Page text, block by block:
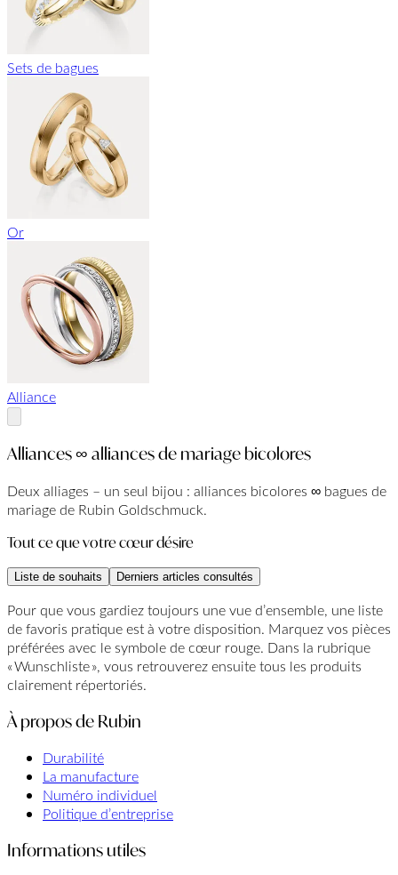
Sets de bagues
Or
Alliance
Alliances ∞ alliances de mariage bicolores
Deux alliages – un seul bijou : alliances bicolores ∞ bagues de
mariage de Rubin Goldschmuck.
Tout ce que votre cœur désire
Liste de souhaits Derniers articles consultés
Pour que vous gardiez toujours une vue d’ensemble, une liste
de favoris pratique est à votre disposition. Marquez vos pièces
préférées avec le symbole de cœur rouge. Dans la rubrique
« Wunschliste », vous retrouverez ensuite tous les produits
clairement répertoriés.
À propos de Rubin
Durabilité
La manufacture
Numéro individuel
Politique d’entreprise
Informations utiles